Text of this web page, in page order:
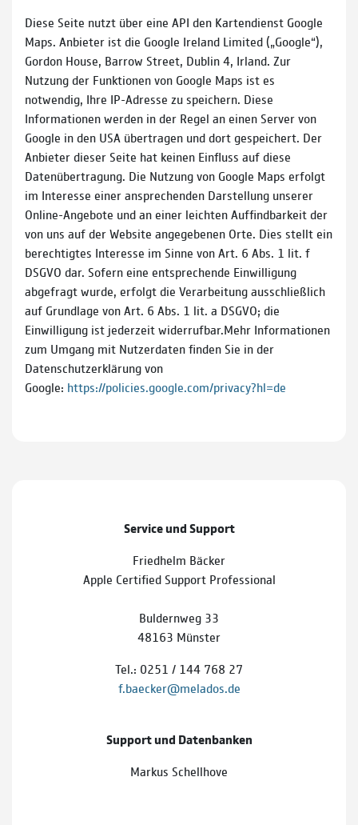
Diese Seite nutzt über eine API den Kartendienst Google
Maps. Anbieter ist die Google Ireland Limited („Google“),
Gordon House, Barrow Street, Dublin 4, Irland. Zur
Nutzung der Funktionen von Google Maps ist es
notwendig, Ihre IP-Adresse zu speichern. Diese
Informationen werden in der Regel an einen Server von
Google in den USA übertragen und dort gespeichert. Der
Anbieter dieser Seite hat keinen Einfluss auf diese
Datenübertragung. Die Nutzung von Google Maps erfolgt
im Interesse einer ansprechenden Darstellung unserer
Online-Angebote und an einer leichten Auffindbarkeit der
von uns auf der Website angegebenen Orte. Dies stellt ein
berechtigtes Interesse im Sinne von Art. 6 Abs. 1 lit. f
DSGVO dar. Sofern eine entsprechende Einwilligung
abgefragt wurde, erfolgt die Verarbeitung ausschließlich
auf Grundlage von Art. 6 Abs. 1 lit. a DSGVO; die
Einwilligung ist jederzeit widerrufbar.Mehr Informationen
zum Umgang mit Nutzerdaten finden Sie in der
Datenschutzerklärung von
Google: https://policies.google.com/privacy?hl=de
Service und Support
Friedhelm Bäcker
Apple Certified Support Professional
Buldernweg 33
48163 Münster
Tel.: 0251 / 144 768 27
f.baecker@melados.de
Support und Datenbanken
Markus Schellhove